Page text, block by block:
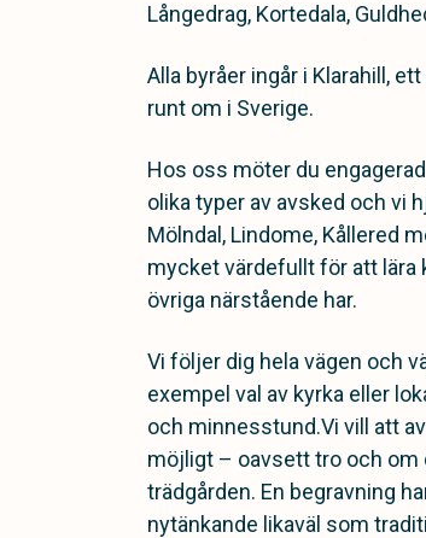
Långedrag, Kortedala,
Alla byråer ingår i Klarahill,
runt om i Sverige.
Hos oss möter du
olika typer av avsked och vi
Mölndal, Lindome, Kållered
mycket värdefullt för att lära
övriga närstående har.
Vi följer dig hela vägen och
exempel val av kyrka eller
och minnesstund.Vi vill att
möjligt – oavsett tro och om
trädgården. En begravning
nytänkande likaväl som